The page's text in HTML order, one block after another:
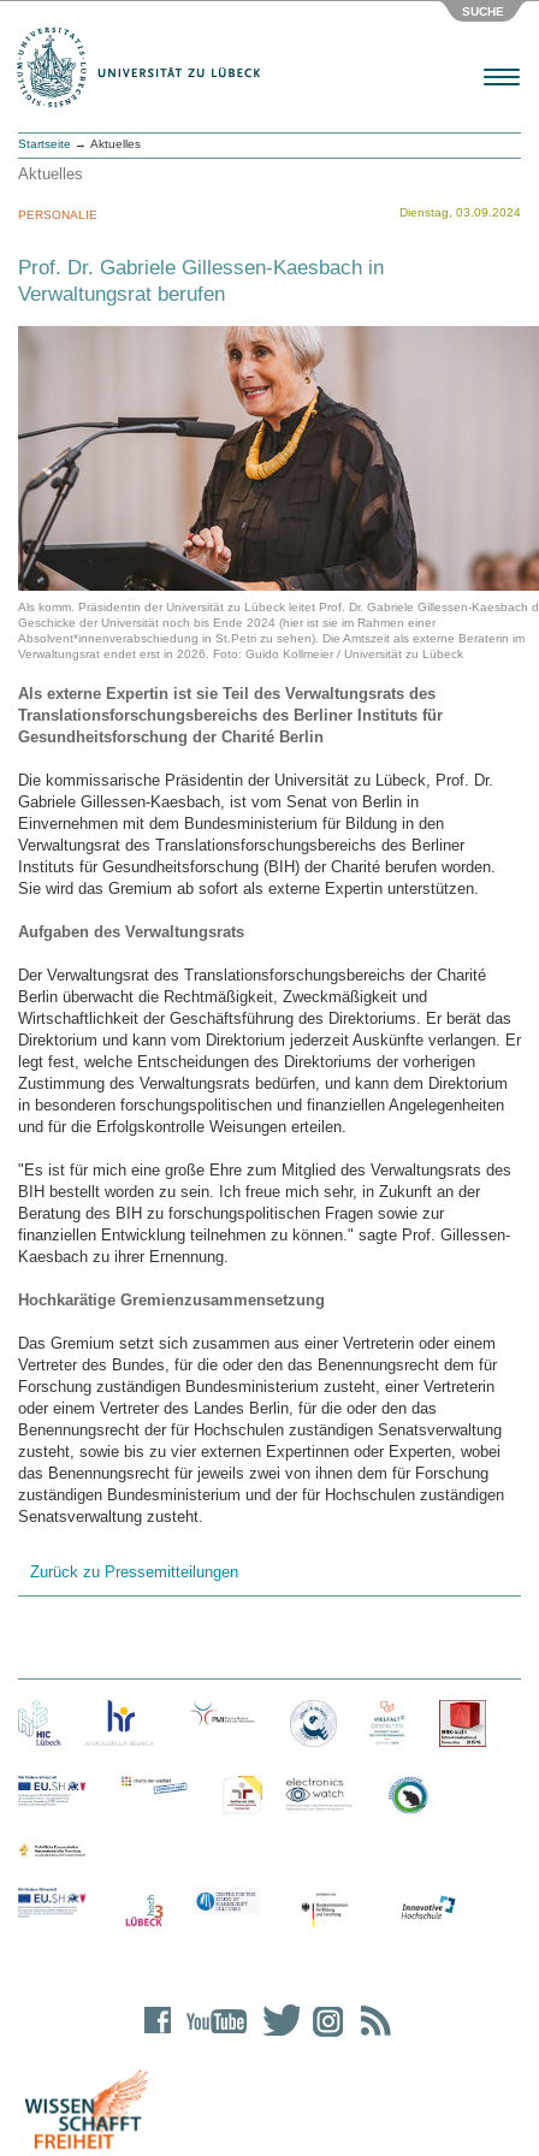
SUCHE
Menu
Startseite → Aktuelles
Aktuelles
Dienstag, 03.09.2024
PERSONALIE
Prof. Dr. Gabriele Gillessen-Kaesbach in
Verwaltungsrat berufen
Als komm. Präsidentin der Universität zu Lübeck leitet Prof. Dr. Gabriele Gillessen-Kaesbach
Geschicke der Universität noch bis Ende 2024 (hier ist sie im Rahmen einer
Absolvent*innenverabschiedung in St.Petri zu sehen). Die Amtszeit als externe Beraterin im
Verwaltungsrat endet erst in 2026. Foto: Guido Kollmeier / Universität zu Lübeck
Als externe Expertin ist sie Teil des Verwaltungsrats des
Translationsforschungsbereichs des Berliner Instituts für
Gesundheitsforschung der Charité Berlin
Die kommissarische Präsidentin der Universität zu Lübeck, Prof. Dr.
Gabriele Gillessen-Kaesbach, ist vom Senat von Berlin in
Einvernehmen mit dem Bundesministerium für Bildung in den
Verwaltungsrat des Translationsforschungsbereichs des Berliner
Instituts für Gesundheitsforschung (BIH) der Charité berufen worden.
Sie wird das Gremium ab sofort als externe Expertin unterstützen.
Aufgaben des Verwaltungsrats
Der Verwaltungsrat des Translationsforschungsbereichs der Charité
Berlin überwacht die Rechtmäßigkeit, Zweckmäßigkeit und
Wirtschaftlichkeit der Geschäftsführung des Direktoriums. Er berät das
Direktorium und kann vom Direktorium jederzeit Auskünfte verlangen. Er
legt fest, welche Entscheidungen des Direktoriums der vorherigen
Zustimmung des Verwaltungsrats bedürfen, und kann dem Direktorium
in besonderen forschungspolitischen und finanziellen Angelegenheiten
und für die Erfolgskontrolle Weisungen erteilen.
"Es ist für mich eine große Ehre zum Mitglied des Verwaltungsrats des
BIH bestellt worden zu sein. Ich freue mich sehr, in Zukunft an der
Beratung des BIH zu forschungspolitischen Fragen sowie zur
finanziellen Entwicklung teilnehmen zu können." sagte Prof. Gillessen-
Kaesbach zu ihrer Ernennung.
Hochkarätige Gremienzusammensetzung
Das Gremium setzt sich zusammen aus einer Vertreterin oder einem
Vertreter des Bundes, für die oder den das Benennungsrecht dem für
Forschung zuständigen Bundesministerium zusteht, einer Vertreterin
oder einem Vertreter des Landes Berlin, für die oder den das
Benennungsrecht der für Hochschulen zuständigen Senatsverwaltung
zusteht, sowie bis zu vier externen Expertinnen oder Experten, wobei
das Benennungsrecht für jeweils zwei von ihnen dem für Forschung
zuständigen Bundesministerium und der für Hochschulen zuständigen
Senatsverwaltung zusteht.
Zurück zu Pressemitteilungen